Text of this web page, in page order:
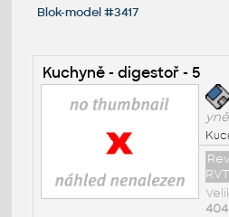
Blok-model #3417
Kuchyně - digestoř - 5